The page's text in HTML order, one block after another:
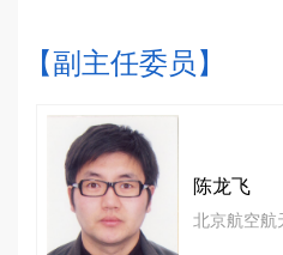
【副主任委员】
陈龙飞
北京航空航